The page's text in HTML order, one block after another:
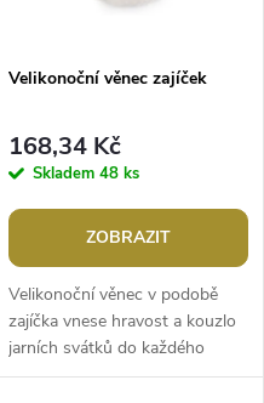
Velikonoční věnec zajíček
168,34 Kč
Skladem 48 ks
ZOBRAZIT
Velikonoční věnec v podobě
zajíčka vnese hravost a kouzlo
jarních svátků do každého
interiéru. Má roztomilý vzhled,